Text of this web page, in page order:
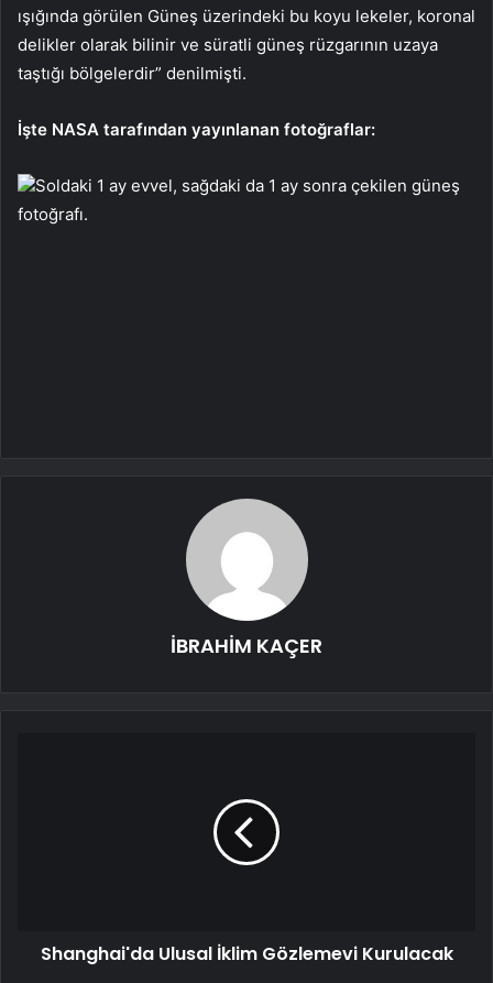
ışığında görülen Güneş üzerindeki bu koyu lekeler, koronal
delikler olarak bilinir ve süratli güneş rüzgarının uzaya
taştığı bölgelerdir” denilmişti.
İşte NASA tarafından yayınlanan fotoğraflar:
Soldaki 1 ay evvel, sağdaki da 1 ay sonra çekilen güneş
fotoğrafı.
İBRAHİM KAÇER
Shanghai'da Ulusal İklim Gözlemevi Kurulacak